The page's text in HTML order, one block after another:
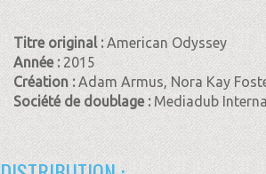
Titre original :American Odyssey
Année :2015
Création :Adam Armus, Nora Kay
Société de doublage :Mediadub